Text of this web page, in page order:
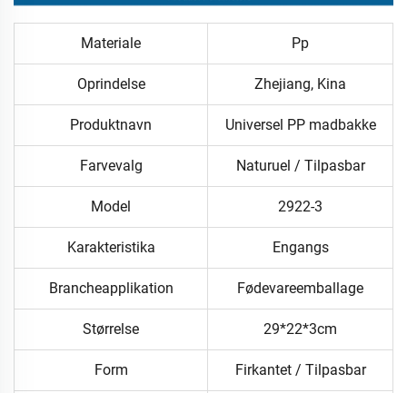
Materiale Pp
Oprindelse Zhejiang, Kina
Produktnavn Universel PP madbakke
Farvevalg Naturuel / Tilpasbar
Model 2922-3
Karakteristika Engangs
Brancheapplikation Fødevareemballage
Størrelse 29*22*3cm
Form
Firkantet / Tilpasbar